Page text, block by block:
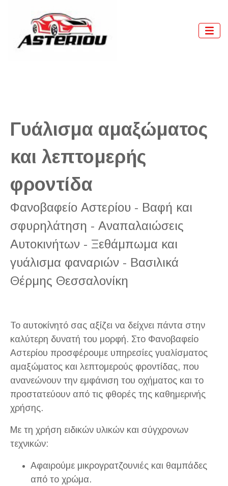
Γυάλισμα αμαξώματος
και λεπτομερής
φροντίδα
Φανοβαφείο Αστερίου - Βαφή και
σφυρηλάτηση - Αναπαλαιώσεις
Αυτοκινήτων - Ξεθάμπωμα και
γυάλισμα φαναριών - Βασιλικά
Θέρμης Θεσσαλονίκη
Το αυτοκίνητό σας αξίζει να δείχνει πάντα στην
καλύτερη δυνατή του μορφή. Στο Φανοβαφείο
Αστερίου προσφέρουμε υπηρεσίες γυαλίσματος
αμαξώματος και λεπτομερούς φροντίδας, που
ανανεώνουν την εμφάνιση του οχήματος και το
προστατεύουν από τις φθορές της καθημερινής
χρήσης.
Με τη χρήση ειδικών υλικών και σύγχρονων
τεχνικών:
Αφαιρούμε μικρογρατζουνιές και θαμπάδες
από το χρώμα.